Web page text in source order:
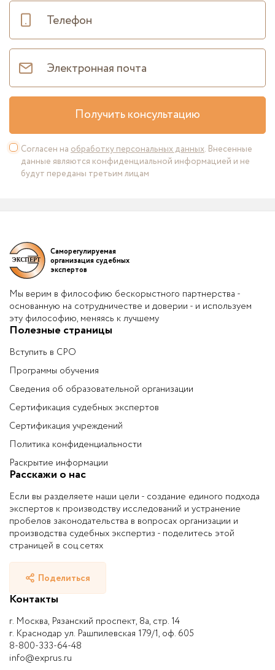
Получить консультацию
Согласен на обработку персональных данных. Внесенные
данные являются конфиденциальной информацией и не
будут переданы третьим лицам
Саморегулируемая
организация судебных
экспертов
Мы верим в философию бескорыстного партнерства -
основанную на сотрудничестве и доверии - и используем
эту философию, меняясь к лучшему
Полезные страницы
Вступить в СРО
Программы обучения
Сведения об образовательной организации
Сертификация судебных экспертов
Сертификация учреждений
Политика конфиденциальности
Раскрытие информации
Расскажи о нас
Если вы разделяете наши цели - создание единого подхода
экспертов к производству исследований и устранение
пробелов законодательства в вопросах организации и
производства судебных экспертиз - поделитесь этой
страницей в соц.сетях
Поделиться
Контакты
г. Москва, Рязанский проспект, 8а, стр. 14
г. Краснодар ул. Рашпилевская 179/1, оф. 605
8-800-333-64-48
info@exprus.ru